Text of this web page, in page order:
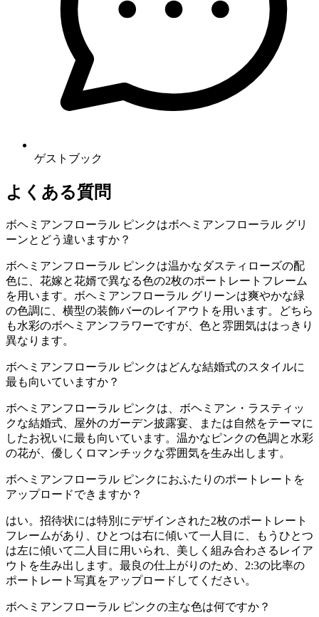
ゲストブック
よくある質問
ボヘミアンフローラル ピンクはボヘミアンフローラル グリ
ーンとどう違いますか？
ボヘミアンフローラル ピンクは温かなダスティローズの配
色に、花嫁と花婿で異なる色の2枚のポートレートフレーム
を用います。ボヘミアンフローラル グリーンは爽やかな緑
の色調に、横型の装飾バーのレイアウトを用います。どちら
も水彩のボヘミアンフラワーですが、色と雰囲気ははっきり
異なります。
ボヘミアンフローラル ピンクはどんな結婚式のスタイルに
最も向いていますか？
ボヘミアンフローラル ピンクは、ボヘミアン・ラスティッ
クな結婚式、屋外のガーデン披露宴、または自然をテーマに
したお祝いに最も向いています。温かなピンクの色調と水彩
の花が、優しくロマンチックな雰囲気を生み出します。
ボヘミアンフローラル ピンクにおふたりのポートレートを
アップロードできますか？
はい。招待状には特別にデザインされた2枚のポートレート
フレームがあり、ひとつは右に傾いて一人目に、もうひとつ
は左に傾いて二人目に用いられ、美しく組み合わさるレイア
ウトを生み出します。最良の仕上がりのため、2:3の比率の
ポートレート写真をアップロードしてください。
ボヘミアンフローラル ピンクの主な色は何ですか？